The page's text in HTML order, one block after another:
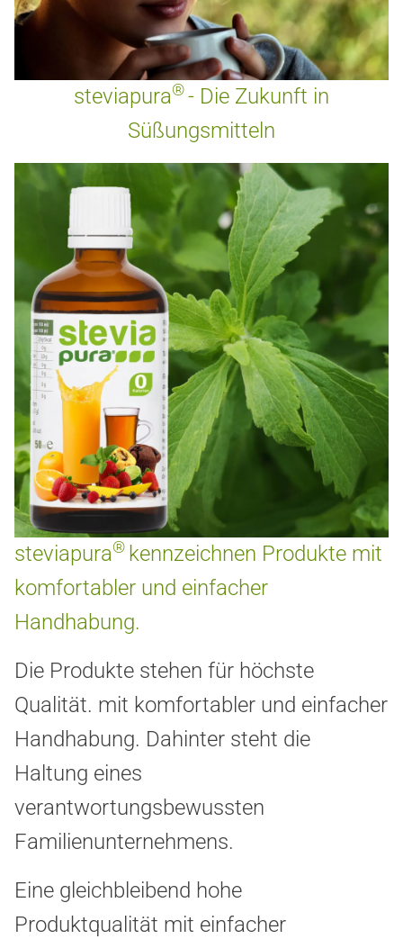
steviapura®- Die Zukunft in
Süßungsmitteln
steviapura® kennzeichnen Produkte mit
komfortabler und einfacher
Handhabung.
Die Produkte stehen für höchste
Qualität. mit komfortabler und einfacher
Handhabung. Dahinter steht die
Haltung eines
verantwortungsbewussten
Familienunternehmens.
Eine gleichbleibend hohe
Produktqualität mit einfacher